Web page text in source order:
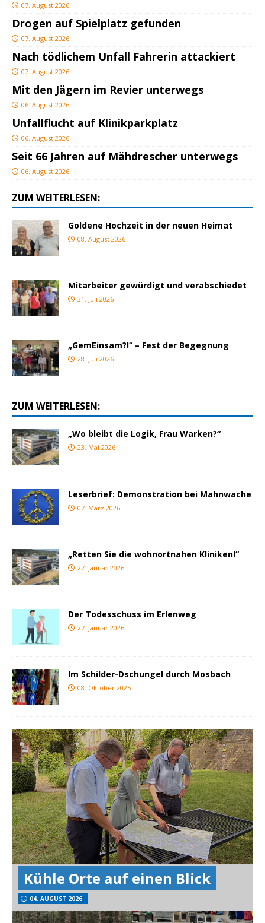
07. August 2026
Drogen auf Spielplatz gefunden
07. August 2026
Nach tödlichem Unfall Fahrerin attackiert
07. August 2026
Mit den Jägern im Revier unterwegs
06. August 2026
Unfallflucht auf Klinikparkplatz
06. August 2026
Seit 66 Jahren auf Mähdrescher unterwegs
06. August 2026
ZUM WEITERLESEN:
Goldene Hochzeit in der neuen Heimat
08. August 2026
Mitarbeiter gewürdigt und verabschiedet
31. Juli 2026
„GemEinsam?!“ – Fest der Begegnung
28. Juli 2026
ZUM WEITERLESEN:
„Wo bleibt die Logik, Frau Warken?“
23. Mai 2026
Leserbrief: Demonstration bei Mahnwache
07. März 2026
„Retten Sie die wohnortnahen Kliniken!“
27. Januar 2026
Der Todesschuss im Erlenweg
27. Januar 2026
Im Schilder-Dschungel durch Mosbach
08. Oktober 2025
Kühle Orte auf einen Blick
04. AUGUST 2026